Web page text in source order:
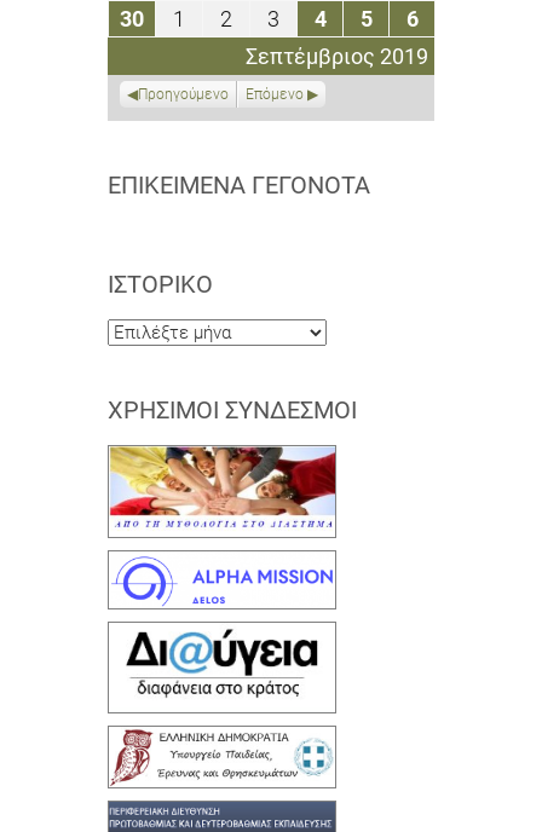
Σεπτέμβριος 2019
Σεπτεμβρίου
2019
Σεπτεμβρίου
2019
Σεπτεμβρίου
2019
Σεπτεμβρίου
2019
Σεπτεμβρίου
2019
Σεπτεμβρίου
20192019
3030
Σεπτεμβρίου
1
Οκτωβρίου
2
Οκτωβρίου
2019
3
Οκτωβρίου
2019
44
Οκτωβρίου
2019
55
Οκτωβρίου
2019
66
Οκτωβρίου
2019
Προηγούμενο Επόμενο
ΕΠΙΚΕΊΜΕΝΑ ΓΕΓΟΝΌΤΑ
ΙΣΤΟΡΙΚΌ
Ιστορικό
ΧΡΉΣΙΜΟΙ ΣΎΝΔΕΣΜΟΙ